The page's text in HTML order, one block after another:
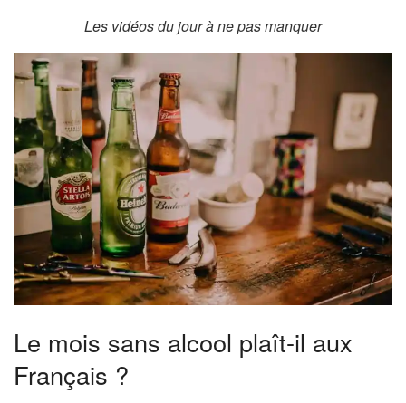
Les vidéos du jour à ne pas manquer
Le mois sans alcool plaît-il aux
Français ?